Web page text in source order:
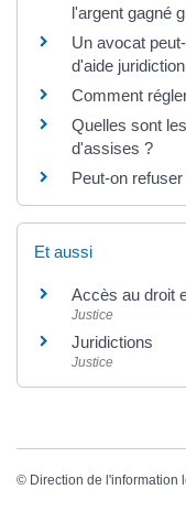
l'argent gagné
Un avocat
d'aide
Comment
Quelles sont
d'assises ?
Peut-on
Et aussi
Accès au droit
Justice
Juridictions
Justice
© Direction de l'information